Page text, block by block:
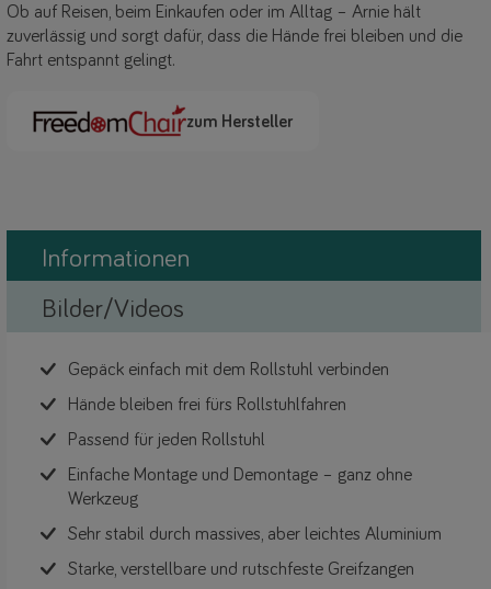
Ob auf Reisen, beim Einkaufen oder im Alltag – Arnie hält
zuverlässig und sorgt dafür, dass die Hände frei bleiben und die
Fahrt entspannt gelingt.
zum Hersteller
Informationen
Bilder/Videos
Gepäck einfach mit dem Rollstuhl verbinden
Hände bleiben frei fürs Rollstuhlfahren
Passend für jeden Rollstuhl
Einfache Montage und Demontage – ganz ohne
Werkzeug
Sehr stabil durch massives, aber leichtes Aluminium
Starke, verstellbare und rutschfeste Greifzangen